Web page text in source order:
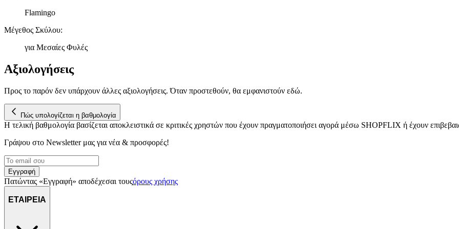
Flamingo
Μέγεθος Σκύλου:
για Μεσαίες Φυλές
Αξιολογήσεις
Προς το παρόν δεν υπάρχουν άλλες αξιολογήσεις. Όταν προστεθούν, θα εμφανιστούν εδώ.
Πώς υπολογίζεται η βαθμολογία
Η τελική βαθμολογία βασίζεται αποκλειστικά σε κριτικές χρηστών που έχουν πραγματοποιήσει αγορά μέσω SHOPFLIX ή έχουν
Γράψου στο Νewsletter μας για νέα & προσφορές!
Εγγραφή
Πατώντας «Εγγραφή» αποδέχεσαι τουςόρους χρήσης
ΕΤΑΙΡΕΙΑ